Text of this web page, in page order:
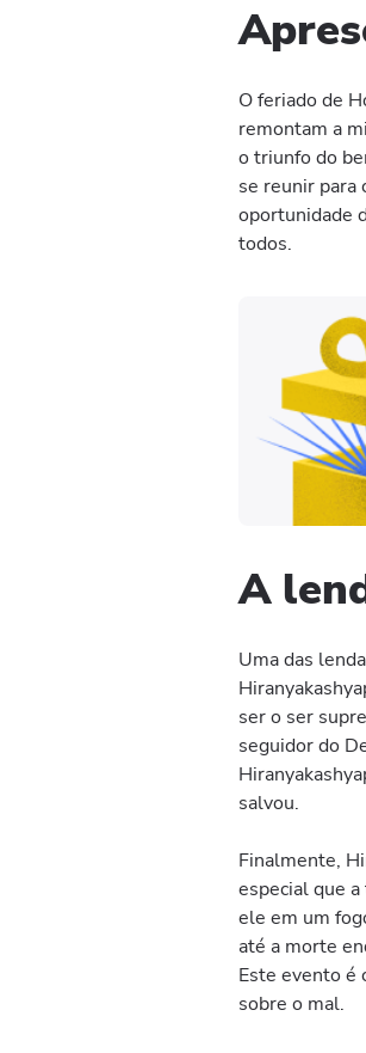
O feriado de
remontam a
o triunfo do
se reunir para
oportunidade
todos.
A
Uma das
ser o ser
seguidor do
salvou.
Finalmente,
especial que
ele em um
até a morte
Este evento é
sobre o mal.